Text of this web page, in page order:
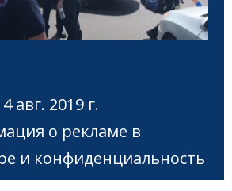
авг. 2019 г.
о рекламе в
и конфиденциальность